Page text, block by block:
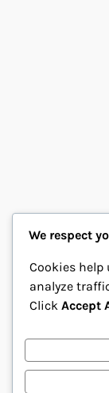
We respect
Cookies help
analyze
Click Accept